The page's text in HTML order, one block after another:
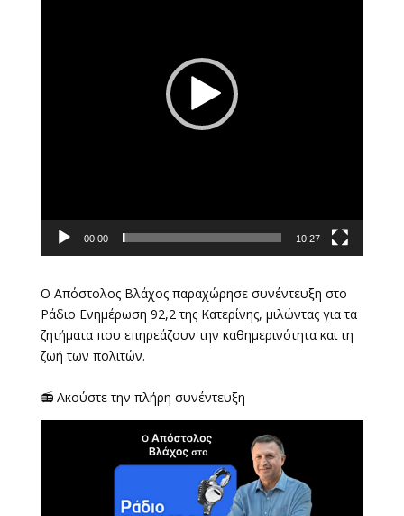
00:00 10:27
Ο Απόστολος Βλάχος παραχώρησε συνέντευξη στο
Ράδιο Ενημέρωση 92,2 της Κατερίνης, μιλώντας για τα
ζητήματα που επηρεάζουν την καθημερινότητα και τη
ζωή των πολιτών.
📻 Ακούστε την πλήρη συνέντευξη